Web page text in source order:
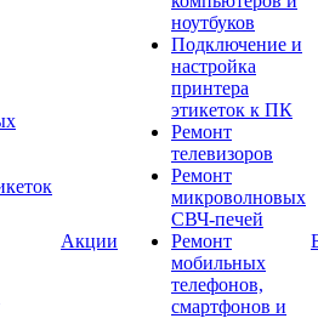
Акции
ноутбуков
Подключение и
настройка
принтера
этикеток к ПК
Ремонт
телевизоров
Ремонт
микроволновых
СВЧ-печей
Ремонт
мобильных
телефонов,
смартфонов и